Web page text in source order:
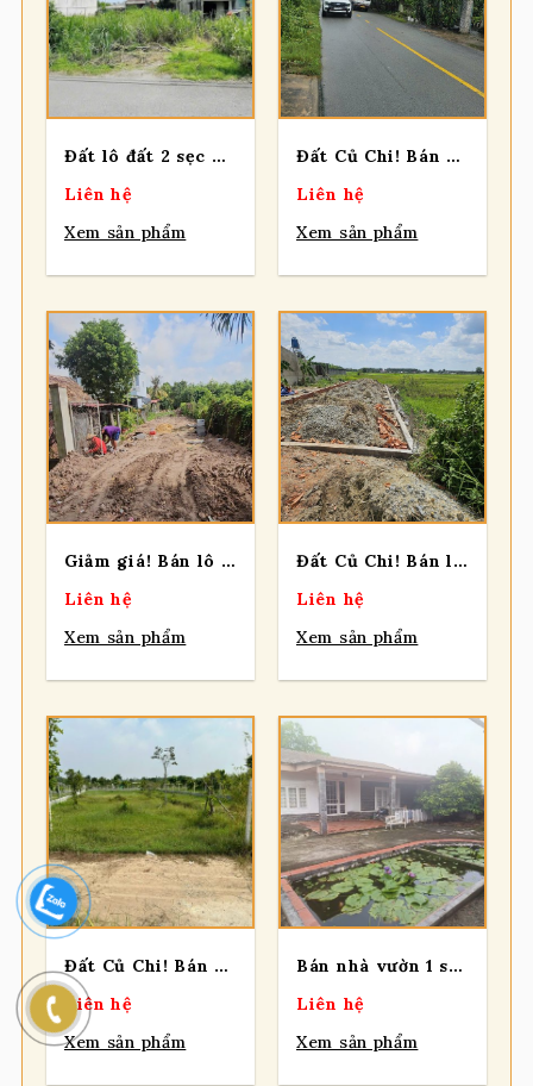
Đất lô đất 2 sẹc ngắn Tỉnh lộ 8, diện tích 120m2, full thổ, xã Củ Chi.
Liên hệ
Xem sản phẩm
Đất Củ Chi! Bán Nhà mt đường Nhuận Đức, dt 213,5m, full thổ, xã Nhuận Đức
Liên hệ
Xem sản phẩm
Giảm giá! Bán lô đất mt đường Bùi Thị Điệt, dt 347m, có 27,5m thổ, xã Nhuận Đức
Liên hệ
Xem sản phẩm
Đất Củ Chi! Bán lô đất mt đường chính Trung Lập, dt 185m, full thổ, xã Trung Lập Thượng (cũ).
Liên hệ
Xem sản phẩm
Đất Củ Chi! Bán gấp lô đất vườn đường Bê tông xe oto tận nơi, dt 1000m, xã Trung Lập Thượng
Liên hệ
Xem sản phẩm
Bán nhà vườn 1 sẹc Trần Văn Chẩm, diện tích 908m2, 200m2 thổ, xã Củ Chi (mới).
Liên hệ
Xem sản phẩm